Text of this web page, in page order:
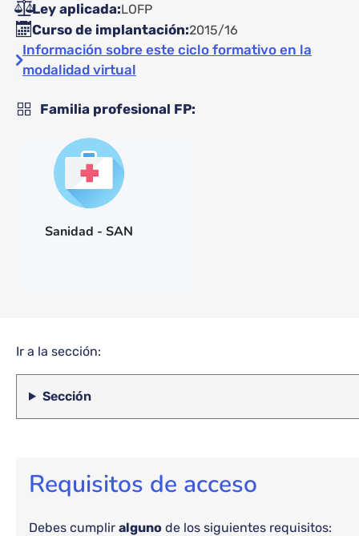
Ley aplicada LOFP
Curso de implantación 2015/16
Información sobre este ciclo formativo en la
modalidad virtual
Familia profesional FP
Sanidad - SAN
Ir a la sección:
Sección
Requisitos de acceso
Debes cumplir alguno de los siguientes requisitos: